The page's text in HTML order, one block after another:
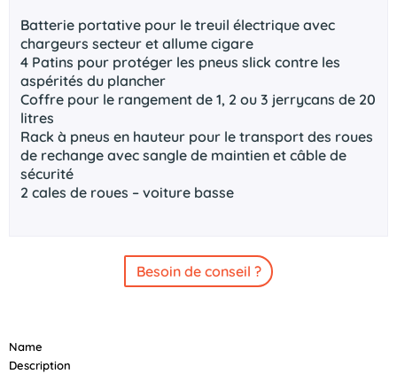
Batterie portative pour le treuil électrique avec
chargeurs secteur et allume cigare
4 Patins pour protéger les pneus slick contre les
aspérités du plancher
Coffre pour le rangement de 1, 2 ou 3 jerrycans de 20
litres
Rack à pneus en hauteur pour le transport des roues
de rechange avec sangle de maintien et câble de
sécurité
2 cales de roues – voiture basse
Besoin de conseil ?
Name
Description
de
BRIAN